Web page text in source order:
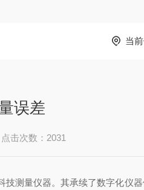
当
误差
点击次数：2031
测量仪器。其承续了数字化仪